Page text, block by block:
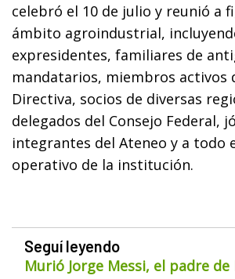
celebró el 10 de julio y reunió a
ámbito agroindustrial,
expresidentes, familiares de
mandatarios, miembros activos
Directiva, socios de diversas
delegados del Consejo Federal,
integrantes del Ateneo y a todo
operativo de la institución.
Seguí leyendo
Murió Jorge Messi, el padre de